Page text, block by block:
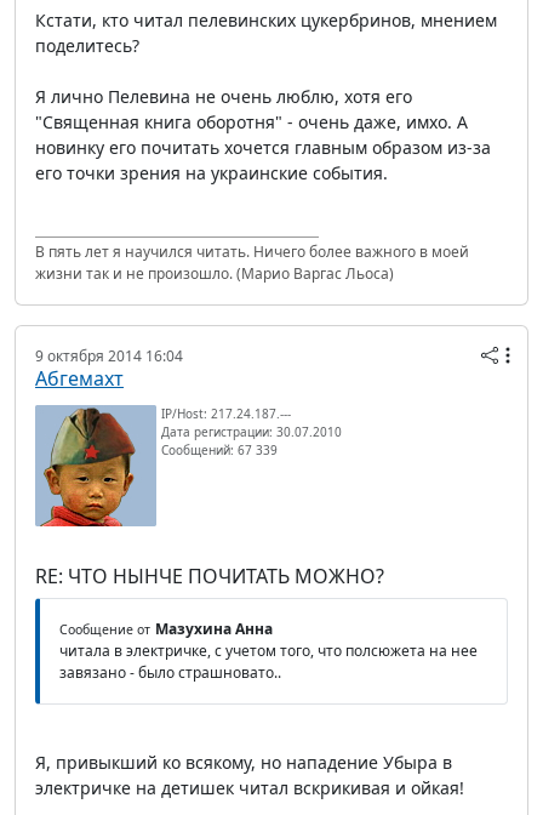
Кстати, кто читал пелевинских цукербринов, мнением
поделитесь?
Я лично Пелевина не очень люблю, хотя его
"Священная книга оборотня" - очень даже, имхо. А
новинку его почитать хочется главным образом из-за
его точки зрения на украинские события.
В пять лет я научился читать. Ничего более важного в моей
жизни так и не произошло. (Марио Варгас Льоса)
9 октября 2014 16:04
Абгемахт
IP/Host: 217.24.187.---
Дата регистрации: 30.07.2010
Сообщений: 67 339
RE: ЧТО НЫНЧЕ ПОЧИТАТЬ МОЖНО?
Сообщение от Мазухина Анна
читала в электричке, с учетом того, что полсюжета на нее
завязано - было страшновато..
Я, привыкший ко всякому, но нападение Убыра в
электричке на детишек читал вскрикивая и ойкая!